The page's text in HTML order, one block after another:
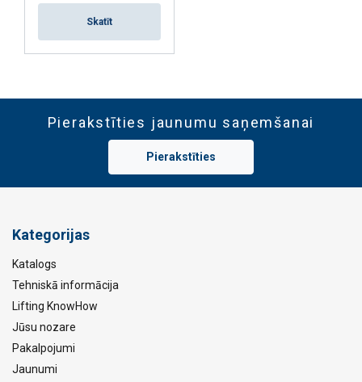
Skatīt
Pierakstīties jaunumu saņemšanai
Pierakstīties
Kategorijas
Katalogs
Tehniskā informācija
Lifting KnowHow
Jūsu nozare
Pakalpojumi
Jaunumi